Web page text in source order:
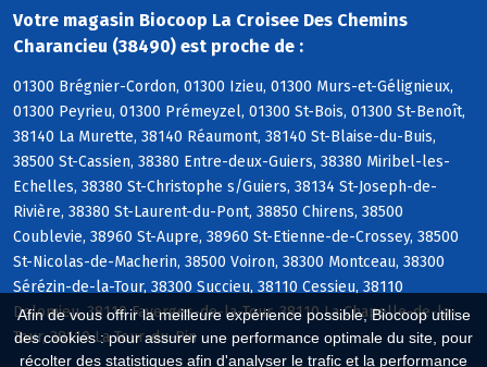
Afin de vous offrir la meilleure expérience possible, Biocoop utilise
des cookies : pour assurer une performance optimale du site, pour
récolter des statistiques afin d'analyser le trafic et la performance
Votre magasin Biocoop La Croisee Des Chemins
Charancieu (38490) est proche de :
01300 Brégnier-Cordon, 01300 Izieu, 01300 Murs-et-Gélignieux,
01300 Peyrieu, 01300 Prémeyzel, 01300 St-Bois, 01300 St-Benoît,
38140 La Murette, 38140 Réaumont, 38140 St-Blaise-du-Buis,
38500 St-Cassien, 38380 Entre-deux-Guiers, 38380 Miribel-les-
Echelles, 38380 St-Christophe s/Guiers, 38134 St-Joseph-de-
Rivière, 38380 St-Laurent-du-Pont, 38850 Chirens, 38500
Coublevie, 38960 St-Aupre, 38960 St-Etienne-de-Crossey, 38500
St-Nicolas-de-Macherin, 38500 Voiron, 38300 Montceau, 38300
Sérézin-de-la-Tour, 38300 Succieu, 38110 Cessieu, 38110
Dolomieu, 38110 Faverges-de-la-Tour, 38110 La Chapelle-de-la-
Tour, 38110 La Tour-du-Pin